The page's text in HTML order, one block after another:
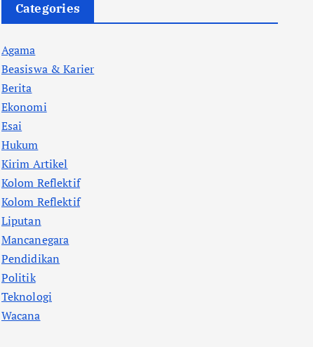
Categories
Agama
Beasiswa & Karier
Berita
Ekonomi
Esai
Hukum
Kirim Artikel
Kolom Reflektif
Kolom Reflektif
Liputan
Mancanegara
Pendidikan
Politik
Teknologi
Wacana